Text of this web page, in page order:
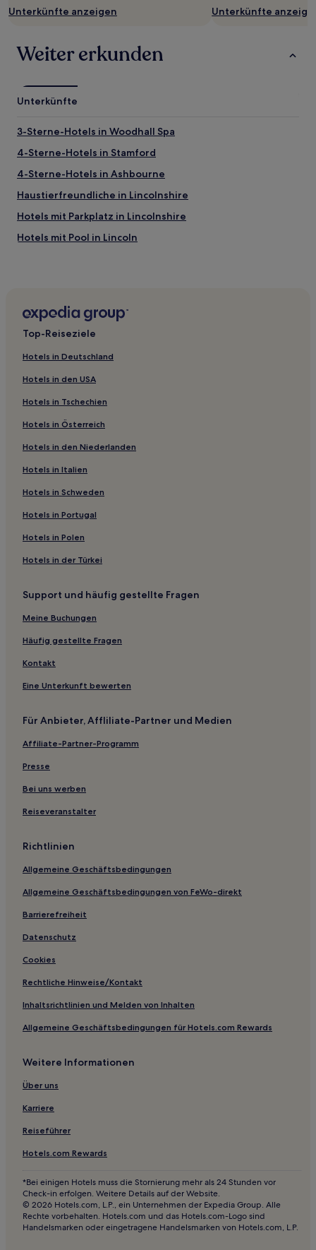
Unterkünfte anzeigen
Unterkünfte
Weiter erkunden
Unterkünfte
3-Sterne-Hotels in Woodhall Spa
4-Sterne-Hotels in Stamford
4-Sterne-Hotels in Ashbourne
Haustierfreundliche in Lincolnshire
Hotels mit Parkplatz in Lincolnshire
Hotels mit Pool in Lincoln
Hotels mit Parkplatz in Woodhall Spa
Hotels mit Parkplatz in Oakamoor
Hotels mit inbegriffenem Frühstück in Derbyshire
Luxus in Derbyshire
Haustierfreundliche in Stafford
Hotels mit Parkplatz in Stafford
Haustierfreundliche in Taddington
Luxus in East Midlands
Golf in Stoke-on-Trent
Haustierfreundliche in Stoke-on-Trent
Familien in Stoke-on-Trent
Business in Coventry
Haustierfreundliche in Oakham
Familien in Oakham
Familien in Chesterfield
Hotels mit Parkplatz in Quarnford
Haustierfreundliche in Doncaster
Haustierfreundliche in Leicester
Hotels mit Parkplatz in Castle Bromwich
Hotels mit Küchenzeile in Rotherham
Familien in Rotherham
Haustierfreundliche in Derby
Hotels mit Fitnessbereich in Nottingham
Business in Sheffield
Hotels mit Parkplatz in Sheffield
Familien in Sheffield
Haustierfreundliche in Sheffield
Lgbtqia-Freundliche in Sheffield
Golf in Sutton Coldfield
Familien in Sutton Coldfield
Lowdham Hotels
Newark and Sherwood District: Hotels
Kelham Hotels
Middleton Hotels
Kimberley Hotels
Bezirk Chesterfield: Hotels
Sneinton: Hotels
Derby Hotels
Castle Donington Hotels
Top-Reiseziele
Hotels in Deutschland
Hotels in den USA
Hotels in Tschechien
Hotels in Österreich
Hotels in den Niederlanden
Hotels in Italien
Hotels in Schweden
Hotels in Portugal
Hotels in Polen
Hotels in der Türkei
Support und häufig gestellte Fragen
Meine Buchungen
Häufig gestellte Fragen
Kontakt
Eine Unterkunft bewerten
Für Anbieter, Affliliate-Partner und Medien
Affiliate-Partner-Programm
Presse
Bei uns werben
Reiseveranstalter
Richtlinien
Allgemeine Geschäftsbedingungen
Allgemeine Geschäftsbedingungen von FeWo-direkt
Barrierefreiheit
Datenschutz
Cookies
Rechtliche Hinweise/Kontakt
Inhaltsrichtlinien und Melden von Inhalten
Allgemeine Geschäftsbedingungen für Hotels.com Rewards
Weitere Informationen
Über uns
Karriere
Reiseführer
Hotels.com Rewards
*Bei einigen Hotels muss die Stornierung mehr als 24 Stunden vor
Check-in erfolgen. Weitere Details auf der Website.
© 2026 Hotels.com, L.P., ein Unternehmen der Expedia Group. Alle
Rechte vorbehalten. Hotels.com und das Hotels.com-Logo sind
Handelsmarken oder eingetragene Handelsmarken von Hotels.com, L.P.